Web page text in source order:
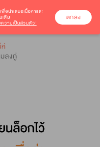
ลงกู่
พื่อนำเสนอเนื้อหาและ
ติม
ความเป็นส่วนตัว’
ตกลง